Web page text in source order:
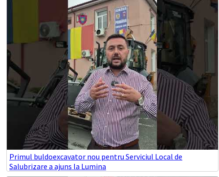
Primul buldoexcavator nou pentru Serviciul Local de
Salubrizare a ajuns la Lumina